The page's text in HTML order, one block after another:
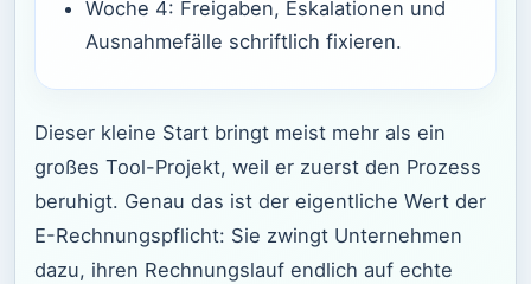
Woche 4: Freigaben, Eskalationen und
Ausnahmefälle schriftlich fixieren.
Dieser kleine Start bringt meist mehr als ein
großes Tool-Projekt, weil er zuerst den Prozess
beruhigt. Genau das ist der eigentliche Wert der
E-Rechnungspflicht: Sie zwingt Unternehmen
dazu, ihren Rechnungslauf endlich auf echte